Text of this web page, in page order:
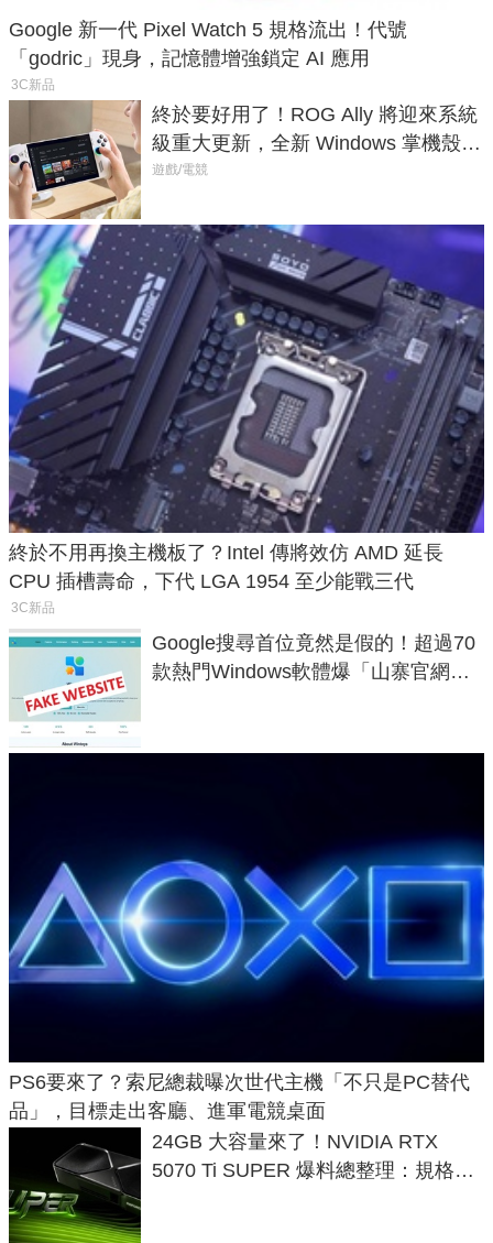
Google 新一代 Pixel Watch 5 規格流出！代號
「godric」現身，記憶體增強鎖定 AI 應用
3C新品
終於要好用了！ROG Ally 將迎來系統
級重大更新，全新 Windows 掌機殼模
式讓操作就像 Xbox 一樣順暢
遊戲/電競
終於不用再換主機板了？Intel 傳將效仿 AMD 延長
CPU 插槽壽命，下代 LGA 1954 至少能戰三代
3C新品
Google搜尋首位竟然是假的！超過70
款熱門Windows軟體爆「山寨官網」
PS6要來了？索尼總裁曝次世代主機「不只是PC替代
品」，目標走出客廳、進軍電競桌面
24GB 大容量來了！NVIDIA RTX
5070 Ti SUPER 爆料總整理：規格、